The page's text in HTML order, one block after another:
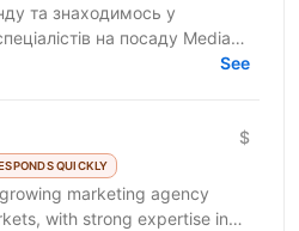
та знаходимось у
на посаду Media
на FB трафіку в iGamingSee
QUICKLY
$
with strong expertise in